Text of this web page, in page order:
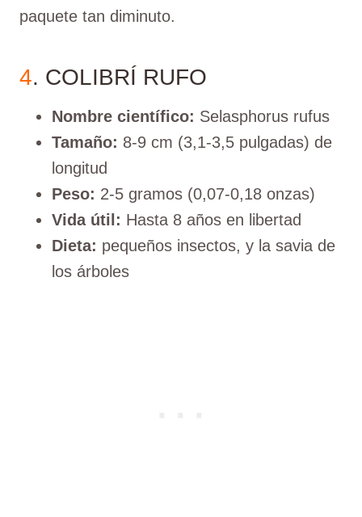
paquete tan diminuto.
4. COLIBRÍ RUFO
Nombre científico: Selasphorus rufus
Tamaño: 8-9 cm (3,1-3,5 pulgadas) de
longitud
Peso: 2-5 gramos (0,07-0,18 onzas)
Vida útil: Hasta 8 años en libertad
Dieta: pequeños insectos, y la savia de
los árboles